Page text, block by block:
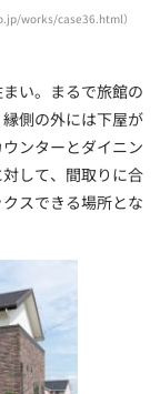
works/case36.html）
い。まるで旅館の
側の外には下屋が
ンターとダイニン
して、間取りに合
スできる場所とな